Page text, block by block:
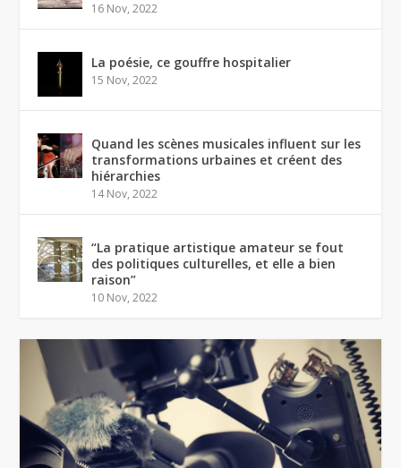
16 Nov, 2022
La poésie, ce gouffre hospitalier
15 Nov, 2022
Quand les scènes musicales influent sur les
transformations urbaines et créent des
hiérarchies
14 Nov, 2022
“La pratique artistique amateur se fout
des politiques culturelles, et elle a bien
raison”
10 Nov, 2022